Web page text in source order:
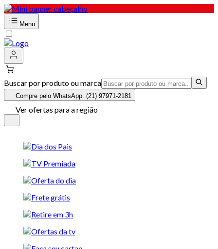
Menu
Buscar por produto ou marca
Compre pelo WhatsApp: (21) 97971-2181
Ver ofertas para a região